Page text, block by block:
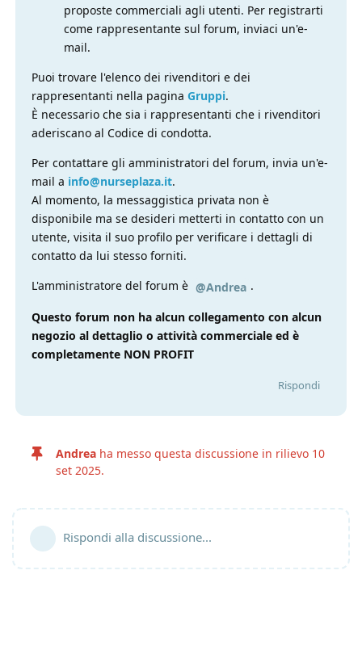
proposte commerciali agli utenti. Per registrarti
come rappresentante sul forum, inviaci un'e-
mail.
Puoi trovare l'elenco dei rivenditori e dei
rappresentanti nella pagina Gruppi.
È necessario che sia i rappresentanti che i rivenditori
aderiscano al Codice di condotta.
Per contattare gli amministratori del forum, invia un'e-
mail a info@nurseplaza.it.
Al momento, la messaggistica privata non è
disponibile ma se desideri metterti in contatto con un
utente, visita il suo profilo per verificare i dettagli di
contatto da lui stesso forniti.
L'amministratore del forum è @Andrea .
Questo forum non ha alcun collegamento con alcun
negozio al dettaglio o attività commerciale ed è
completamente NON PROFIT
Rispondi
Andrea ha messo questa discussione in rilievo 10
set 2025.
Rispondi alla discussione...